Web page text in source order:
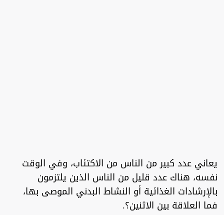
يعاني عدد كبير من الناس من الاكتئاب، وفي الوقت
نفسه، هناك عدد قليل من الناس الذين يلتزمون
بالإرشادات الغذائية أو النشاط البدني الموصى بها،
فما العلاقة بين الاثنين؟.